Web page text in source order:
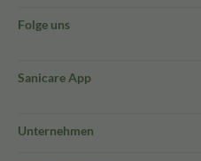
Folge uns
Sanicare App
Unternehmen